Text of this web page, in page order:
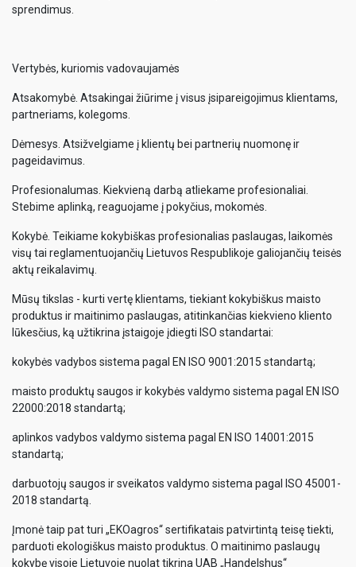
sprendimus.
Vertybės, kuriomis vadovaujamės
Atsakomybė. Atsakingai žiūrime į visus įsipareigojimus klientams,
partneriams, kolegoms.
Dėmesys. Atsižvelgiame į klientų bei partnerių nuomonę ir
pageidavimus.
Profesionalumas. Kiekvieną darbą atliekame profesionaliai.
Stebime aplinką, reaguojame į pokyčius, mokomės.
Kokybė. Teikiame kokybiškas profesionalias paslaugas, laikomės
visų tai reglamentuojančių Lietuvos Respublikoje galiojančių teisės
aktų reikalavimų.
Mūsų tikslas - kurti vertę klientams, tiekiant kokybiškus maisto
produktus ir maitinimo paslaugas, atitinkančias kiekvieno kliento
lūkesčius, ką užtikrina įstaigoje įdiegti ISO standartai:
kokybės vadybos sistema pagal EN ISO 9001:2015 standartą;
maisto produktų saugos ir kokybės valdymo sistema pagal EN ISO
22000:2018 standartą;
aplinkos vadybos valdymo sistema pagal EN ISO 14001:2015
standartą;
darbuotojų saugos ir sveikatos valdymo sistema pagal ISO 45001-
2018 standartą.
Įmonė taip pat turi „EKOagros“ sertifikatais patvirtintą teisę tiekti,
parduoti ekologiškus maisto produktus. O maitinimo paslaugų
kokybę visoje Lietuvoje nuolat tikrina UAB „Handelshus“